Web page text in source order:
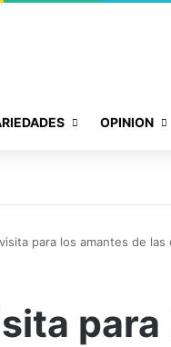
OPINION
para los amantes de